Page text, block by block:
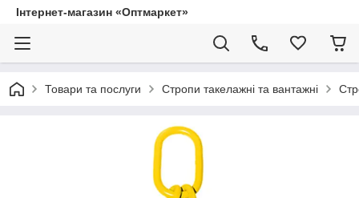
Інтернет-магазин «Оптмаркет»
Товари та послуги Стропи такелажні та вантажні